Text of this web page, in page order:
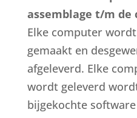
assemblage t/m
Elke computer
gemaakt en
afgeleverd. Elke
wordt geleverd
bijgekochte